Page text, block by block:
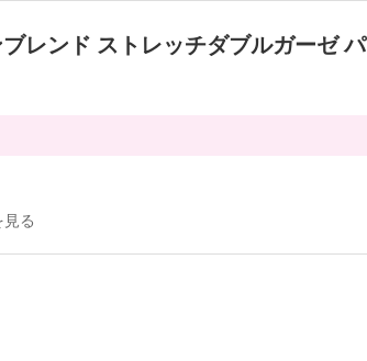
レンド ストレッチダブルガーゼ パ
る